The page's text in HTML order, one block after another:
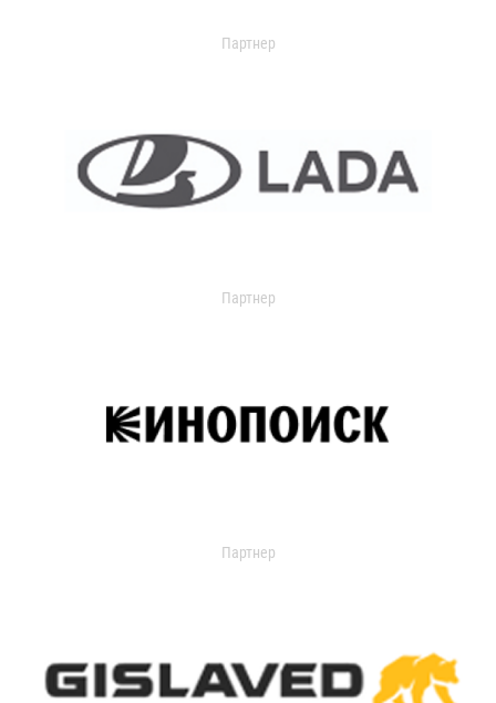
Партнер
Партнер
Партнер